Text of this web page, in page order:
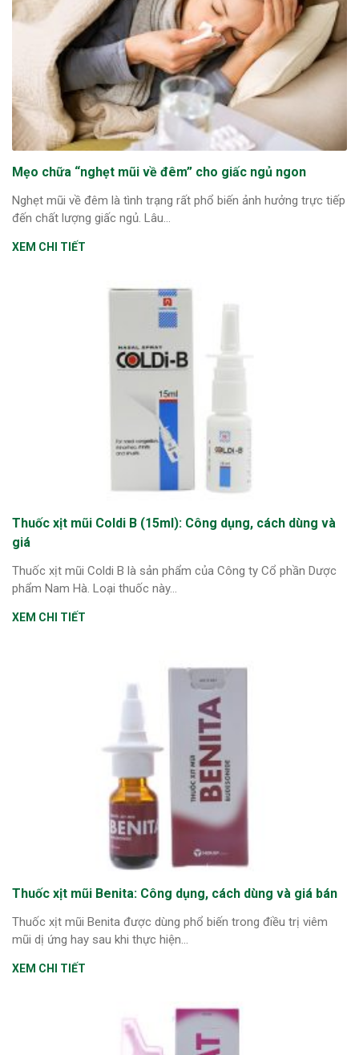
Thông Tin Cần Biết
phổ biến, khiến đôi bàn tay,
của chị em trở nên khô...
Mẹo chữa “nghẹt mũi về đêm” cho giấc ngủ ngon
Nghẹt mũi về đêm là tình trạng rất phổ biến ảnh hưởng trực tiếp
đến chất lượng giấc ngủ. Lâu...
XEM CHI TIẾT
Thuốc xịt mũi Coldi B (15ml): Công dụng, cách dùng và
giá
Thuốc xịt mũi Coldi B là sản phẩm của Công ty Cổ phần Dược
phẩm Nam Hà. Loại thuốc này...
XEM CHI TIẾT
Thuốc xịt mũi Benita: Công dụng, cách dùng và giá bán
Thuốc xịt mũi Benita được dùng phổ biến trong điều trị viêm
mũi dị ứng hay sau khi thực hiện...
XEM CHI TIẾT